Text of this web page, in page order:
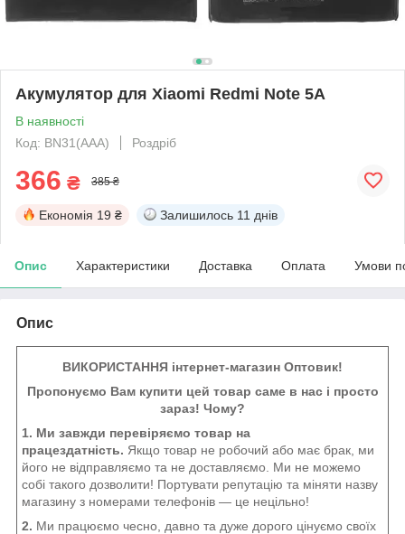
Акумулятор для Xiaomi Redmi Note 5A
В наявності
Код: BN31(AAA)
Роздріб
366 ₴ 385 ₴
Економія 19 ₴ Залишилось 11 днів
Опис Характеристики Доставка Оплата Умови
Опис
ВИКОРИСТАННЯ інтернет-магазин Оптовик!
Пропонуємо Вам купити цей товар саме в нас і просто
зараз! Чому?
1. Ми завжди перевіряємо товар на
працездатність. Якщо товар не робочий або має брак, ми
його не відправляємо та не доставляємо. Ми не можемо
собі такого дозволити! Портувати репутацію та міняти назву
магазину з номерами телефонів — це нецільно!
2. Ми працюємо чесно, давно та дуже дорого цінуємо своїх